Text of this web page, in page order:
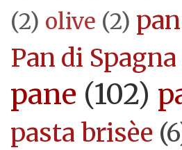
(2) olive (2)
Pan di
pane (102)
pasta brisèe